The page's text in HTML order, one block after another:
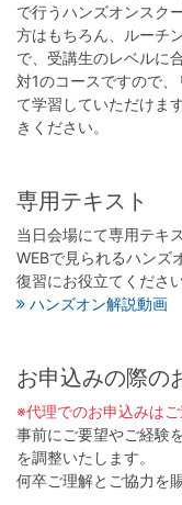
で行うハンズオンスク
方はもちろん、ルーチ
で、受講生のレベルに
対1のコースですので
て学習していただけま
きください。
専用テキスト
当日会場にて専用テキ
WEBで見られるハンズ
復習にお役立てください
ハンズオン解説動画
お申込みの際の
※代理でのお申込みはご
事前にご要望やご経験
を調整いたします。
何卒ご理解とご協力を